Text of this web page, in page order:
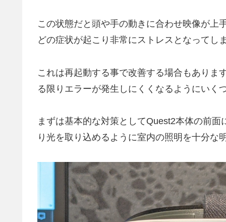
この状態だと頭や手の動きに合わせ映像が上
どの症状が起こり非常にストレスとなってし
これは再起動する事で改善する場合もありま
る限りエラーが発生しにくくなるようにいく
まずは基本的な対策としてQuest2本体の前
り光を取り込めるように室内の照明を十分な